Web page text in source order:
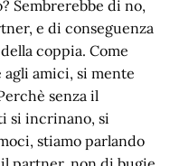
Sembrerebbe di no,
e di conseguenza
coppia. Come
agli amici, si mente
senza il
si incrinano, si
stiamo parlando